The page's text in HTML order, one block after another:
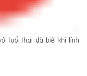
tuổi thai đã biết khi tính